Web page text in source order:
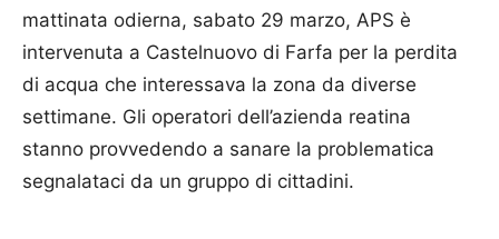
mattinata odierna, sabato 29 marzo, APS è
intervenuta a Castelnuovo di Farfa per la perdita
di acqua che interessava la zona da diverse
settimane. Gli operatori dell’azienda reatina
stanno provvedendo a sanare la problematica
segnalataci da un gruppo di cittadini.